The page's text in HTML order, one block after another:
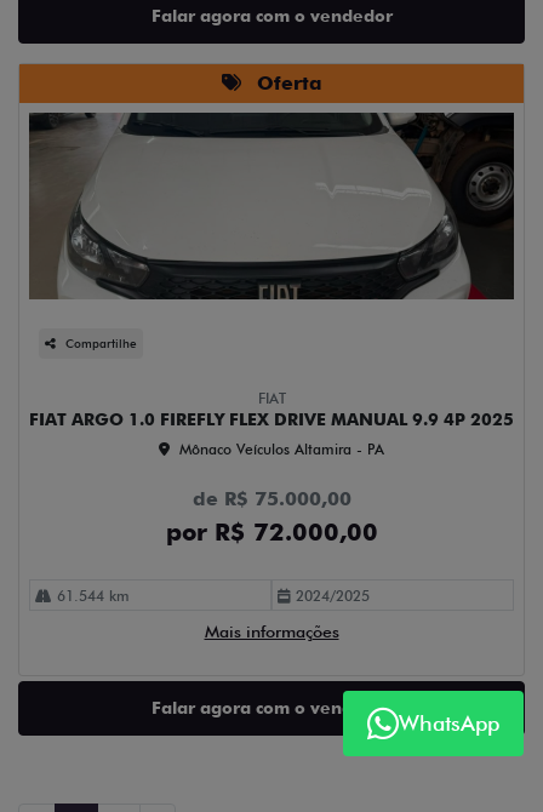
Falar agora com o vendedor
Oferta
Compartilhe
FIAT
FIAT ARGO 1.0 FIREFLY FLEX DRIVE MANUAL 9.9 4P 2025
Mônaco Veículos Altamira - PA
de R$ 75.000,00
por R$ 72.000,00
61.544 km 2024/2025
Mais informações
Falar agora com o vendedor
WhatsApp